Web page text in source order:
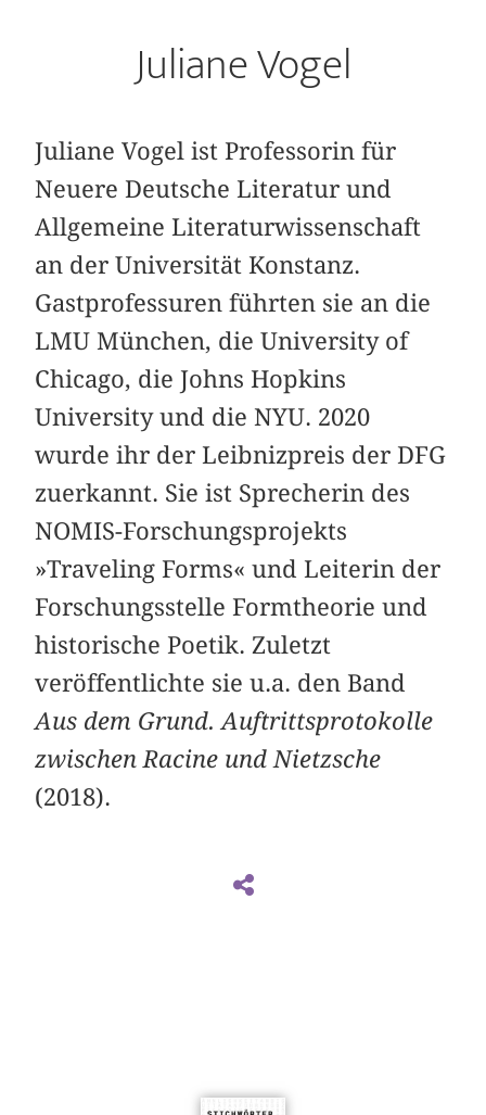
Juliane Vogel
Juliane Vogel ist Professorin für
Neuere Deutsche Literatur und
Allgemeine Literaturwissenschaft
an der Universität Konstanz.
Gastprofessuren führten sie an die
LMU München, die University of
Chicago, die Johns Hopkins
University und die NYU. 2020
wurde ihr der Leibnizpreis der DFG
zuerkannt. Sie ist Sprecherin des
NOMIS-Forschungsprojekts
»Traveling Forms« und Leiterin der
Forschungsstelle Formtheorie und
historische Poetik. Zuletzt
veröffentlichte sie u.a. den Band
Aus dem Grund. Auftrittsprotokolle
zwischen Racine und Nietzsche
(2018).